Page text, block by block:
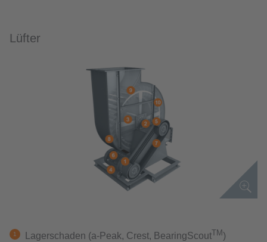
Lüfter
Lagerschaden (a-Peak, Crest, BearingScoutTM )